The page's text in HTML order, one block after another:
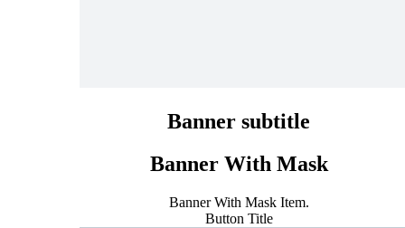
Banner subtitle
Banner With Mask
Banner With Mask Item.
Button Title